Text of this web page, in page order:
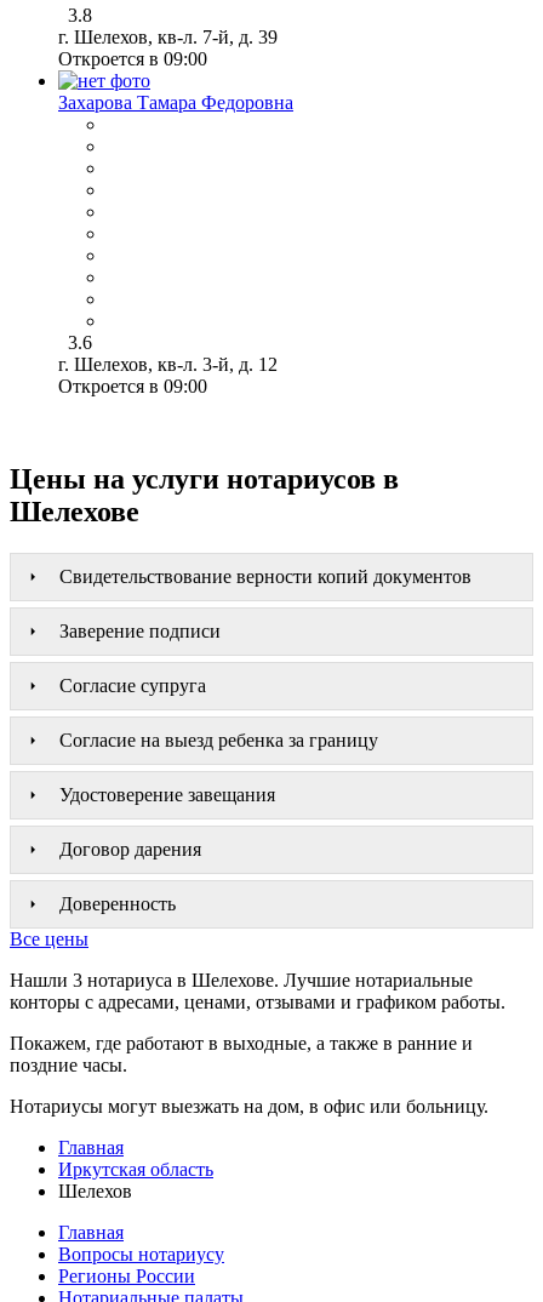
3.8
г. Шелехов, кв-л. 7-й, д. 39
Откроется в 09:00
Захарова Тамара Федоровна
3.6
г. Шелехов, кв-л. 3-й, д. 12
Откроется в 09:00
Цены на услуги нотариусов в
Шелехове
Свидетельствование верности копий документов
Заверение подписи
Согласие супруга
Согласие на выезд ребенка за границу
Удостоверение завещания
Договор дарения
Доверенность
Все цены
Нашли 3 нотариуса в Шелехове. Лучшие нотариальные
конторы с адресами, ценами, отзывами и графиком работы.
Покажем, где работают в выходные, а также в ранние и
поздние часы.
Нотариусы могут выезжать на дом, в офис или больницу.
Главная
Иркутская область
Шелехов
Главная
Вопросы нотариусу
Регионы России
Нотариальные палаты